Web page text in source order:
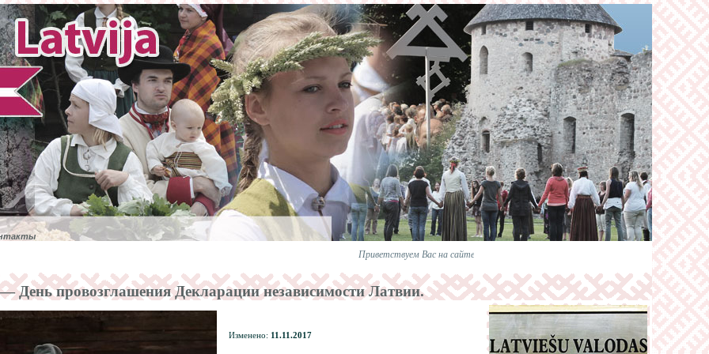
Приветствуем Вас на сайте Rus-Lat.ru. 4 мая — День провозглашения Декларации
День провозглашения Декларации независимости Латвии.
Изменено: 11.11.2017